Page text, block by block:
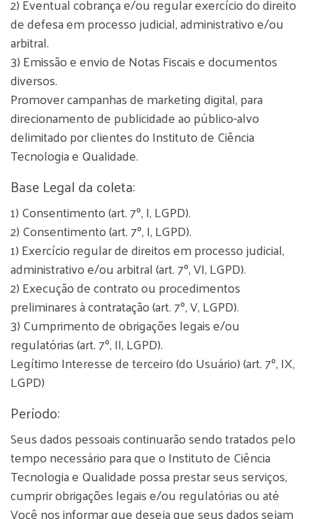
de defesa em processo judicial, administrativo e/ou
arbitral.
3) Emissão e envio de Notas Fiscais e documentos
diversos.
Promover campanhas de marketing digital, para
direcionamento de publicidade ao público-alvo
delimitado por clientes do Instituto de Ciência
Tecnologia e Qualidade.
Base Legal da coleta:
1) Consentimento (art. 7º, I, LGPD).
2) Consentimento (art. 7º, I, LGPD).
1) Exercício regular de direitos em processo judicial,
administrativo e/ou arbitral (art. 7º, VI, LGPD).
2) Execução de contrato ou procedimentos
preliminares à contratação (art. 7º, V, LGPD).
3) Cumprimento de obrigações legais e/ou
regulatórias (art. 7º, II, LGPD).
Legítimo Interesse de terceiro (do Usuário) (art. 7º, IX,
LGPD)
Período:
Seus dados pessoais continuarão sendo tratados pelo
tempo necessário para que o Instituto de Ciência
Tecnologia e Qualidade possa prestar seus serviços,
cumprir obrigações legais e/ou regulatórias ou até
Você nos informar que deseja que seus dados sejam